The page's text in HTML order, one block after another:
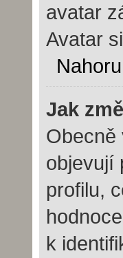
avatar
Avatar
Nahoru
Jak
Obecně
objevují
profilu,
k